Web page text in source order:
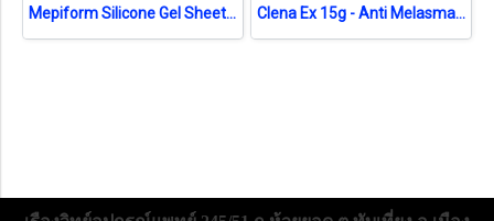
Mepiform Silicone Gel Sheet 10x18 cm แผ่นซิลิโคนลดรอยแผลเป็นขนาดใหญ่ (1 แผ่น) Clena Ex 15g - Anti Melasma ไม่มีสเตียรอยด์ ลดฝ้า จุดด่างดำ